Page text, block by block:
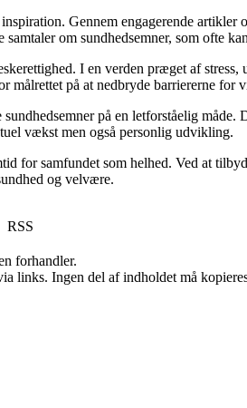
Gennem engagerende
om sundhedsemner, som ofte
I en verden præget af
målrettet på at nedbryde barriererne
på en letforståelig
vækst men også personlig udvikling.
for samfundet som helhed. Ved at
og velvære.
RSS
forhandler.
links. Ingen del af indholdet må